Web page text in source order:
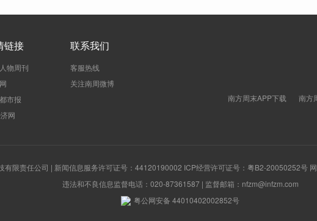
链接
物周刊
市报
网
联系我们
客服热线
关注南周微博
南方周末APP下载
南方
有限责任公司 | 新闻信息服务许可证号：44120190002 ICP经营许可证号：粤B2-20050252号 网
违法和不良信息监督电话：020-87361587 | 监督邮箱：nfzm@infzm.com
粤公网安备 44010402002852号